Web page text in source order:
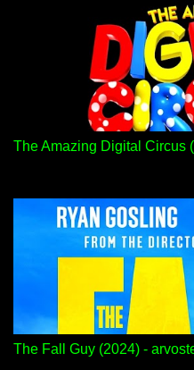
The Amazing Digital Circus
The Fall Guy (2024) -